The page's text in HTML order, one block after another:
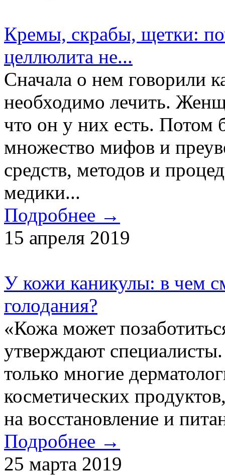
Кремы, скрабы, щетки:
целлюлита не...
Сначала о нем говорили
необходимо лечить.
что он у них есть. Потом
множество мифов и
средств, методов и
медики...
Подробнее →
15 апреля 2019
У кожи каникулы: в чем
голодания?
«Кожа может
утверждают
только многие
косметических
на восстановление и
Подробнее →
25 марта 2019